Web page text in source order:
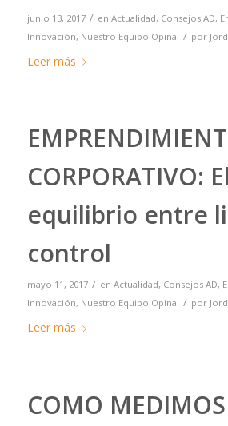
junio 13, 2017 / en Actualidad, Consejos AD,
Innovación, Nuestro Equipo Opina / por
Leer más
CORPORATIVO:
equilibrio entre
control
mayo 11, 2017 / en Actualidad, Consejos AD,
Innovación, Nuestro Equipo Opina / por
Leer más
COMO